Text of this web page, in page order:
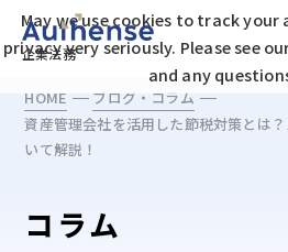
企業法務
HOME
ブログ・コラム
資産管理会社を活用した節税対策とは
いて解説！
コラム
May we use cookies to track
privacy very seriously. Please see
and any